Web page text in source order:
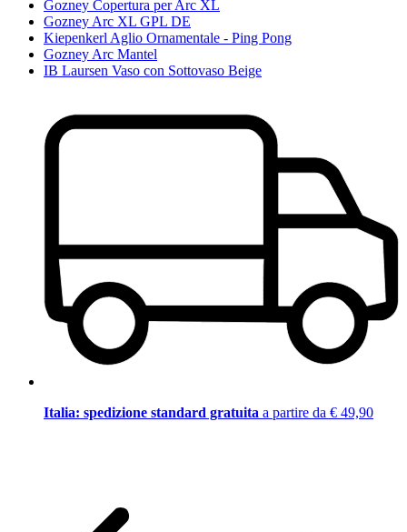
Gozney Copertura per Arc XL
Gozney Arc XL GPL DE
Kiepenkerl Aglio Ornamentale - Ping Pong
Gozney Arc Mantel
IB Laursen Vaso con Sottovaso Beige
Italia: spedizione standard gratuita a partire da € 49,90